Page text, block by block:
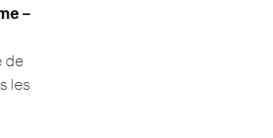
–
de
les